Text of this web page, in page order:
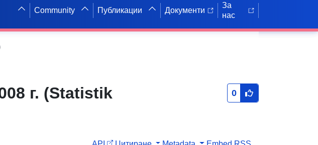
Community Публикации Документи
За
нас
г. (Statistik
0